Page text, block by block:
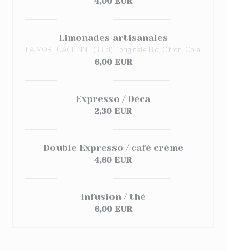
Limonades artisanales
LA MORTUACIENNE (33 cl) L’originale Bio, Citron, Cola
6,00 EUR
Expresso / Déca
2,30 EUR
Double Expresso / café crème
4,60 EUR
Infusion / thé
6,00 EUR